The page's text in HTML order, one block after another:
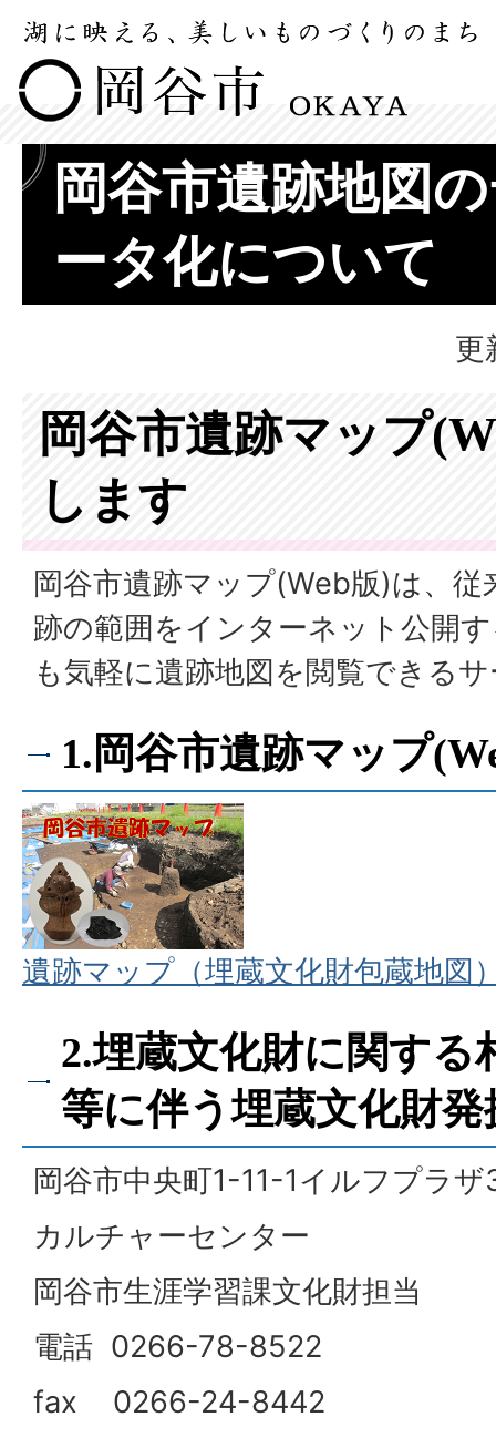
岡谷市遺跡地図
ータ化について
更
岡谷市遺跡マップ
します
岡谷市遺跡マップ(Web版)は、
跡の範囲をインターネット公開
も気軽に遺跡地図を閲覧できる
1.岡谷市遺跡マップ
遺跡マップ（埋蔵文化財包蔵地図
2.埋蔵文化財に関する
等に伴う埋蔵文化財
岡谷市中央町1-11-1イルフプラザ
カルチャーセンター
岡谷市生涯学習課文化財担当
電話 0266-78-8522
fax 0266-24-8442